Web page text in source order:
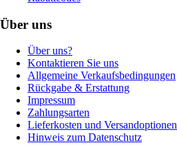
Über uns
Über uns?
Kontaktieren Sie uns
Allgemeine Verkaufsbedingungen
Rückgabe & Erstattung
Impressum
Zahlungsarten
Lieferkosten und Versandoptionen
Hinweis zum Datenschutz